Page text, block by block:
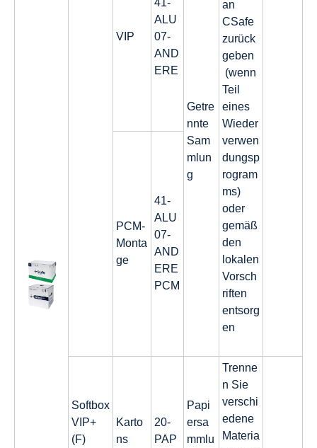
VIP
41-
ALU
07-
AND
ERE
Getre
nnte
Sam
mlun
g
an
CSafe
zurück
geben
(wenn
Teil
eines
Wieder
verwen
dungsp
rogram
ms)
oder
gemäß
den
lokalen
Vorsch
riften
entsorg
en
PCM-
Monta
ge
41-
ALU
07-
AND
ERE
PCM
Softbox
VIP+
(F)
Karto
ns
20-
PAP
Papi
ersa
mmlu
Trenne
n Sie
verschi
edene
Materia